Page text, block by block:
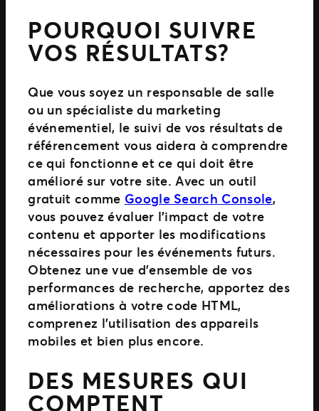
POURQUOI SUIVRE
VOS RÉSULTATS?
Que vous soyez un responsable de salle
ou un spécialiste du marketing
événementiel, le suivi de vos résultats de
référencement vous aidera à comprendre
ce qui fonctionne et ce qui doit être
amélioré sur votre site. Avec un outil
gratuit comme Google Search Console,
vous pouvez évaluer l’impact de votre
contenu et apporter les modifications
nécessaires pour les événements futurs.
Obtenez une vue d’ensemble de vos
performances de recherche, apportez des
améliorations à votre code HTML,
comprenez l’utilisation des appareils
mobiles et bien plus encore.
DES MESURES QUI
COMPTENT